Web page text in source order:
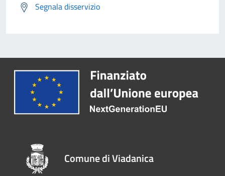
Segnala disservizio
Comune di Viadanica